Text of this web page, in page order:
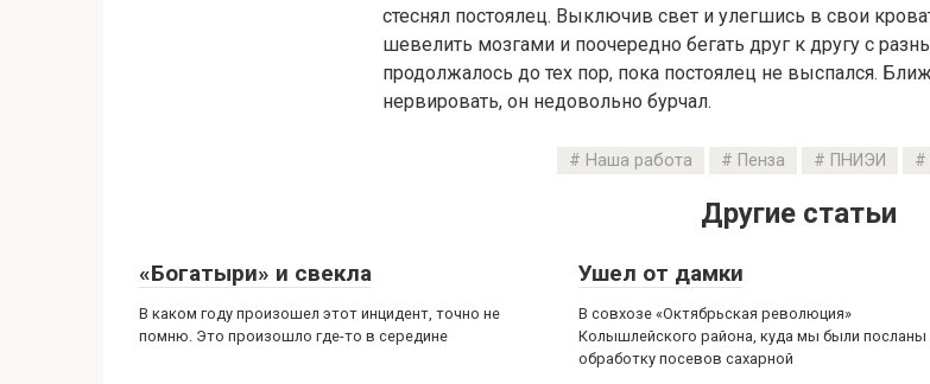
стеснял постоялец. Выключив свет и улегшись в свои
шевелить мозгами и поочередно бегать друг к другу с
продолжалось до тех пор, пока постоялец не выспался.
нервировать, он недовольно бурчал.
Наша работа Пенза ПНИЭИ
Другие статьи
«Богатыри» и свекла
В каком году произошел этот инцидент, точно не
помню. Это произошло где-то в середине
Ушел от дамки
В совхозе «Октябрьская революция»
Колышлейского района, куда мы были посланы
обработку посевов сахарной